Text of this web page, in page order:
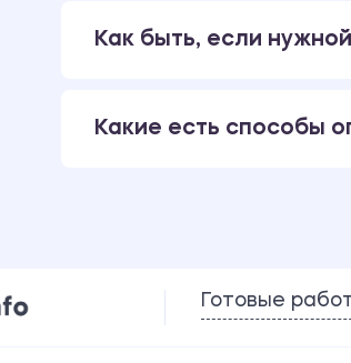
Как быть, если
Какие есть способы
Готовые